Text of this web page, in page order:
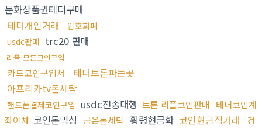
문화상품권테더구매
테더개인거래
암호화폐
usdc판매 trc20 판매
리플 모든코인구입
카드코인구입처
테더트론파는곳
아프리카tv돈세탁
핸드폰결제코인구입 usdc전송대행 트론 리플코인판매 테더코인계
좌이체 코인돈믹싱 금은돈세탁 횡령현금화 코인현금직거래
검